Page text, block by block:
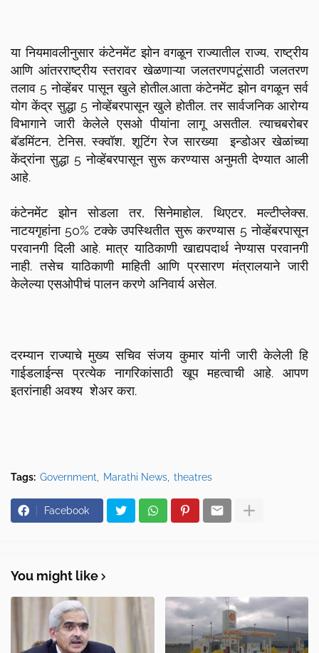
या नियमावलीनुसार कंटेनमेंट झोन वगळून राज्यातील राज्य, राष्ट्रीय
आणि आंतरराष्ट्रीय स्तरावर खेळणाऱ्या जलतरणपटूंसाठी जलतरण
तलाव 5 नोव्हेंबर पासून खुले होतील.आता कंटेनमेंट झोन वगळून सर्व
योग केंद्र सुद्धा 5 नोव्हेंबरपासून खुले होतील. तर सार्वजनिक आरोग्य
विभागाने जारी केलेले एसओ पीयांना लागू असतील. त्याचबरोबर
बॅडमिंटन, टेनिस, स्क्वॉश, शूटिंग रेज सारख्या इन्डोअर खेळांच्या
केंद्रांना सुद्धा 5 नोव्हेंबरपासून सुरू करण्यास अनुमती देण्यात आली
आहे.
कंटेनमेंट झोन सोडला तर, सिनेमाहोल, थिएटर, मल्टीप्लेक्स,
नाटयगृहांना 50% टक्के उपस्थितीत सुरू करण्यास 5 नोव्हेंबरपासून
परवानगी दिली आहे. मात्र याठिकाणी खाद्यपदार्थ नेण्यास परवानगी
नाही. तसेच याठिकाणी माहिती आणि प्रसारण मंत्रालयाने जारी
केलेल्या एसओपीचं पालन करणे अनिवार्य असेल.
दरम्यान राज्याचे मुख्य सचिव संजय कुमार यांनी जारी केलेली हि
गाईडलाईन्स प्रत्येक नागरिकांसाठी खूप महत्वाची आहे. आपण
इतरांनाही अवश्य शेअर करा.
Tags: Government Marathi News theatres
Facebook
You might like